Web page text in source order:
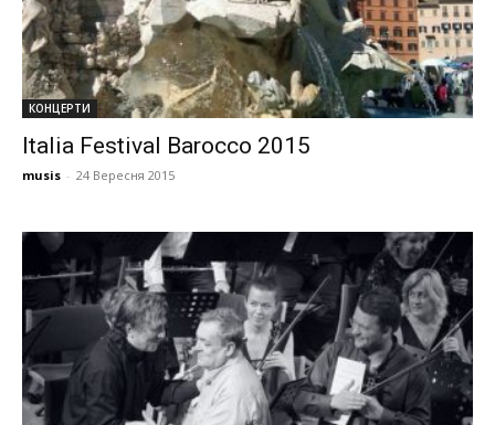
КОНЦЕРТИ
Italia Festival Barocco 2015
musis - 24 Вересня 2015